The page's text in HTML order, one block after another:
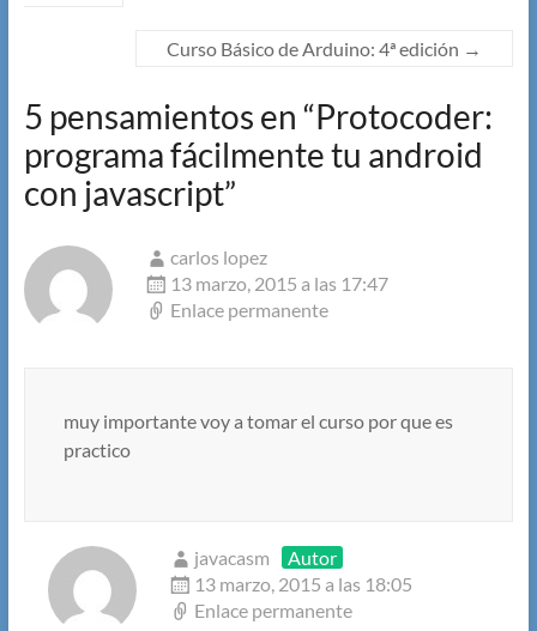
Curso Básico de Arduino: 4ª edición →
5 pensamientos en “Protocoder:
programa fácilmente tu android
con javascript”
carlos lopez
13 marzo, 2015 a las 17:47
Enlace permanente
muy importante voy a tomar el curso por que es
practico
javacasm
Autor
13 marzo, 2015 a las 18:05
Enlace permanente